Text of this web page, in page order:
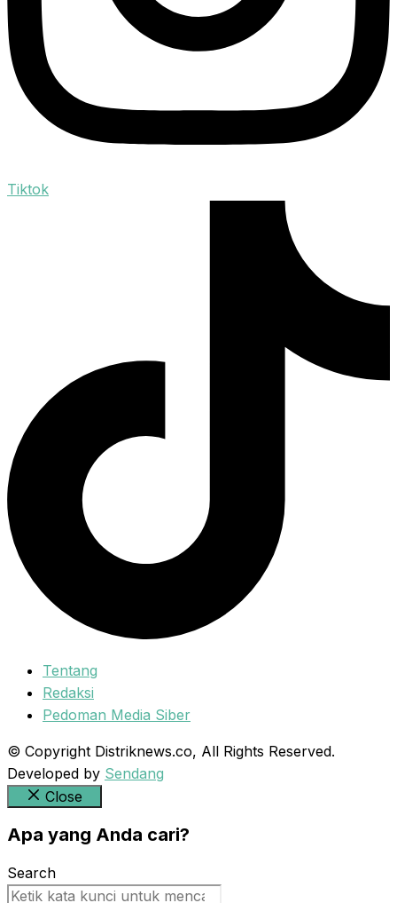
Tiktok
Tentang
Redaksi
Pedoman Media Siber
© Copyright Distriknews.co, All Rights Reserved.
Developed by Sendang
Close
Apa yang Anda cari?
Search